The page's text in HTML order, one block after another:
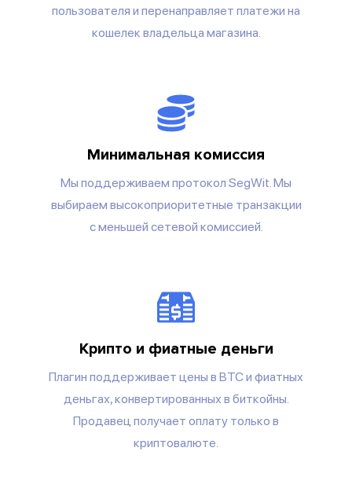
пользователя и перенаправляет платежи на
кошелек владельца магазина.
Минимальная комиссия
Мы поддерживаем протокол SegWit. Мы
выбираем высокоприоритетные транзакции
с меньшей сетевой комиссией.
Крипто и фиатные деньги
Плагин поддерживает цены в BTC и фиатных
деньгах, конвертированных в биткойны.
Продавец получает оплату только в
криптовалюте.